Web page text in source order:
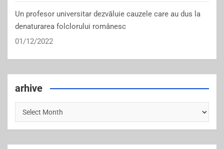
Un profesor universitar dezvăluie cauzele care au dus la
denaturarea folclorului românesc
01/12/2022
arhive
arhive